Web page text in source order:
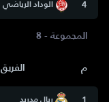
4 الوداد الرياضي
المجموعة - 8
م الفريق
ريال مدريد